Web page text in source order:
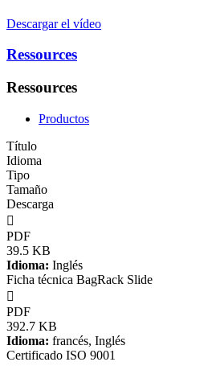
Descargar el vídeo
Ressources
Ressources
Productos
Título
Idioma
Tipo
Tamaño
Descarga

PDF
39.5 KB
Idioma: Inglés
Ficha técnica BagRack Slide

PDF
392.7 KB
Idioma: francés, Inglés
Certificado ISO 9001